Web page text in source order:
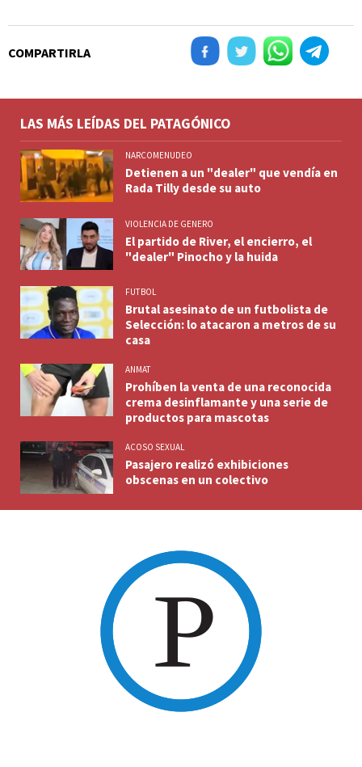
COMPARTIRLA
LAS MÁS LEÍDAS DEL PATAGÓNICO
NARCOMENUDEO
Detienen a un "dealer" que vendía en
Rada Tilly desde su auto
VIOLENCIA DE GENERO
El partido de River, el encierro, el
"dealer" Pinocho y la huida
FUTBOL
Brutal asesinato de un futbolista de
Selección: lo atacaron a metros de su
casa
ANMAT
Prohíben la venta de una reconocida
crema desinflamante y una serie de
productos para mascotas
ACOSO SEXUAL
Pasajero realizó exhibiciones
obscenas en un colectivo